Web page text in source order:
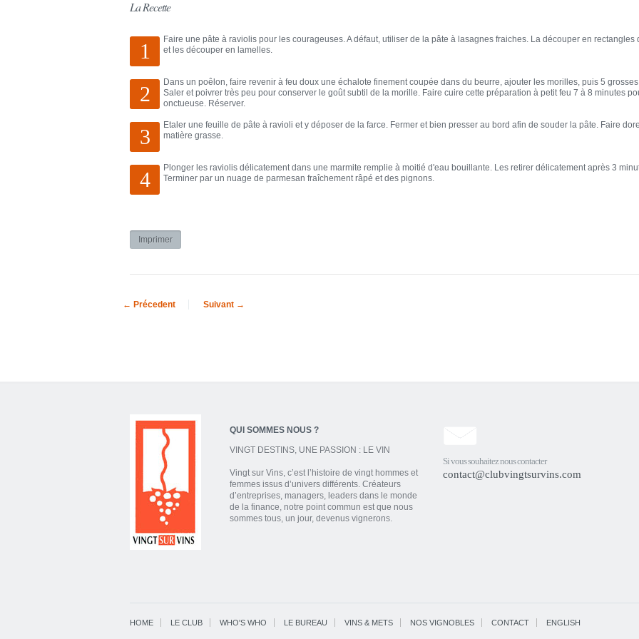
La Recette
1
Faire une pâte à raviolis pour les courageuses. A défaut, utiliser de la pâte à lasagnes fraiches. La découper en rectangles
et les découper en lamelles.
2
Dans un poêlon, faire revenir à feu doux une échalote finement coupée dans du beurre, ajouter les morilles, puis 5
Saler et poivrer très peu pour conserver le goût subtil de la morille. Faire cuire cette préparation à petit feu 7 à 8 minutes
onctueuse. Réserver.
3
Etaler une feuille de pâte à ravioli et y déposer de la farce. Fermer et bien presser au bord afin de souder la pâte. Faire
matière grasse.
4
Plonger les raviolis délicatement dans une marmite remplie à moitié d'eau bouillante. Les retirer délicatement après 3
Terminer par un nuage de parmesan fraîchement râpé et des pignons.
← Précedent Suivant →
QUI SOMMES NOUS ?
VINGT DESTINS, UNE PASSION : LE VIN
Vingt sur Vins, c’est l’histoire de vingt hommes et
femmes issus d’univers différents. Créateurs
d’entreprises, managers, leaders dans le monde
de la finance, notre point commun est que nous
sommes tous, un jour, devenus vignerons.
Si vous souhaitez nous contacter
contact@clubvingtsurvins.com
HOME LE CLUB WHO'S WHO LE BUREAU VINS & METS NOS VIGNOBLES CONTACT ENGLISH